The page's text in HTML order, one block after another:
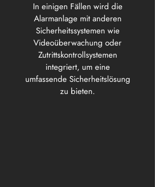
In einigen Fällen wird die
Alarmanlage mit anderen
Sicherheitssystemen wie
Videoüberwachung oder
Zutrittskontrollsystemen
integriert, um eine
umfassende Sicherheitslösung
zu bieten.